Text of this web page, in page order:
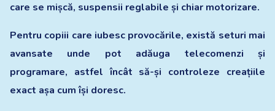
care se mișcă, suspensii reglabile și chiar motorizare.
Pentru copiii care iubesc provocările, există seturi mai
avansate unde pot adăuga telecomenzi și
programare, astfel încât să-și controleze creațiile
exact așa cum își doresc.